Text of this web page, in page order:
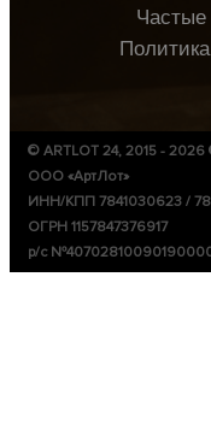
Частые
© ARTLOT 24, 2015 - 2026
ООО «АртЛот»
ИНН/КПП 7841030623 /
ОГРН 1157847376917
р/с